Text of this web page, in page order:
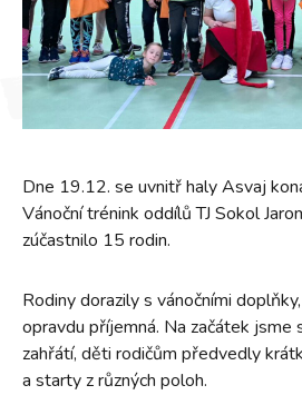
Dne 19.12. se uvnitř haly Asvaj
Vánoční trénink oddílů TJ Sokol
zúčastnilo 15 rodin.
Rodiny dorazily s vánočními
opravdu příjemná. Na začátek jsme
zahřátí, děti rodičům předvedly
a starty z různých poloh.